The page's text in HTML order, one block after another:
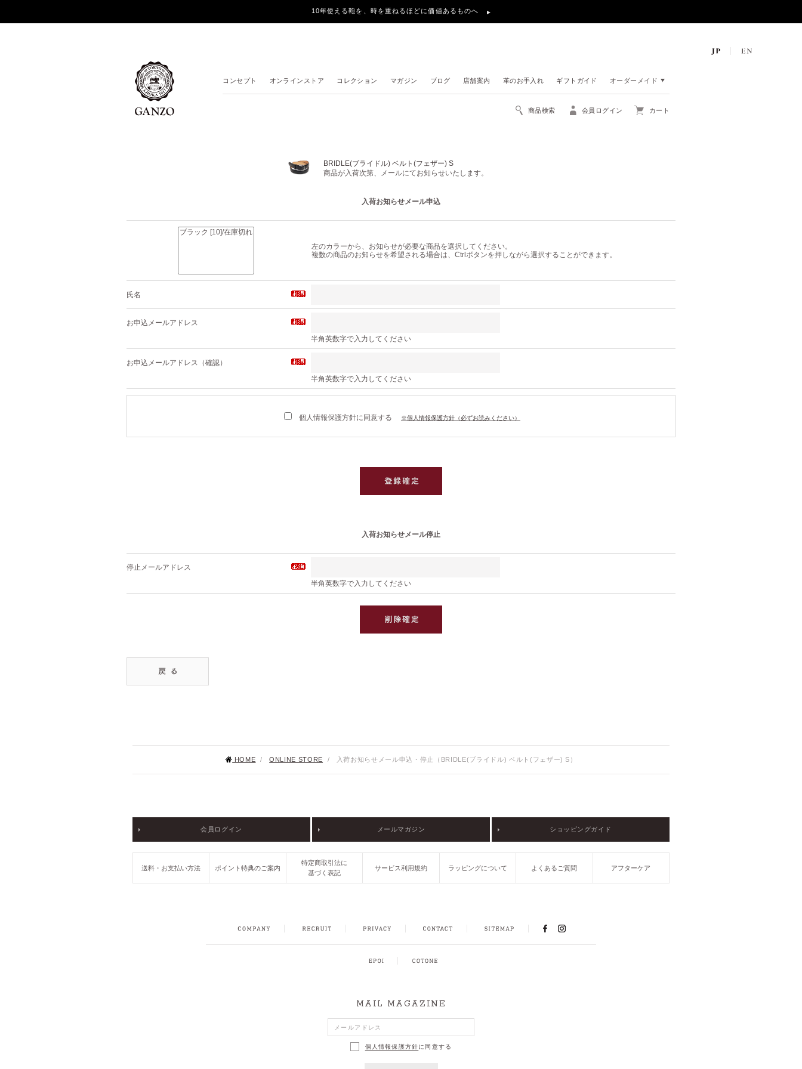
10年使える鞄を、時を重ねるほどに価値あるものへ
コンセプト オンラインストア コレクション マガジン ブログ 店舗案内 革のお手入れ ギフトガイド オーダーメイド
商品検索 会員ログイン カート
BRIDLE(ブライドル) ベルト(フェザー) S
商品が入荷次第、メールにてお知らせいたします。
入荷お知らせメール申込
左のカラーから、お知らせが必要な商品を選択してください。
複数の商品のお知らせを希望される場合は、Ctrlボタンを押しながら選択することができます。
氏名
お申込メールアドレス
半角英数字で入力してください
お申込メールアドレス（確認）
半角英数字で入力してください
個人情報保護方針に同意する ※個人情報保護方針（必ずお読みください）
入荷お知らせメール停止
停止メールアドレス
半角英数字で入力してください
HOME / ONLINE STORE / 入荷お知らせメール申込・停止（BRIDLE(ブライドル) ベルト(フェザー) S）
会員ログイン メールマガジン ショッピングガイド
送料・お支払い方法 ポイント特典のご案内
特定商取引法に
基づく表記
サービス利用規約 ラッピングについて よくあるご質問 アフターケア
PRIVACY POLICY CONTACT SITEMAP FACEBOOKINSTAGRAM
MAIL MAGAZINE
個人情報保護方針に同意する